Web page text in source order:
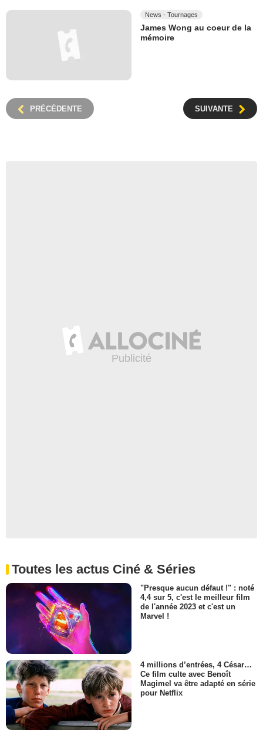
News - Tournages
James Wong au coeur de la
mémoire
PRÉCÉDENTE SUIVANTE
Toutes les actus Ciné & Séries
"Presque aucun défaut !" : noté
4,4 sur 5, c'est le meilleur film
de l'année 2023 et c'est un
Marvel !
4 millions d’entrées, 4 César…
Ce film culte avec Benoît
Magimel va être adapté en série
pour Netflix